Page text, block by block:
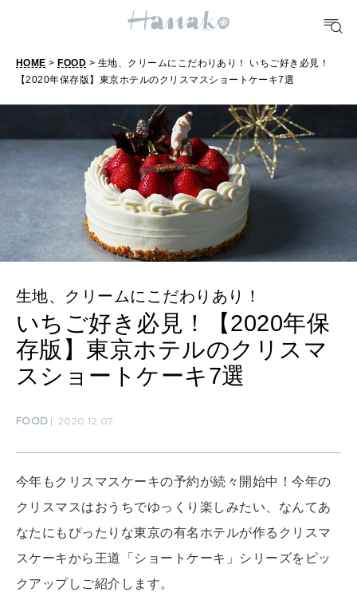
[12星座別] Weekly Holoscope
女神まり愛のタロットメッセージ
算命学がわかる今月のあなた
LEARN
知る、考える
MAMA
ママもいろいろ
わたしができること
CULTURE
自分を耕す
いい人生って？
MAGAZINE
特集
HOME > FOOD > 生地、クリームにこだわりあり！ いちご好き必見！
【2020年保存版】東京ホテルのクリスマスショートケーキ7選
生地、クリームにこだわりあり！
いちご好き必見！【2020年保
存版】東京ホテルのクリスマ
スショートケーキ7選
FOOD 2020.12.07
今年もクリスマスケーキの予約が続々開始中！今年の
クリスマスはおうちでゆっくり楽しみたい、なんてあ
なたにもぴったりな東京の有名ホテルが作るクリスマ
スケーキから王道「ショートケーキ」シリーズをピッ
クアップしご紹介します。